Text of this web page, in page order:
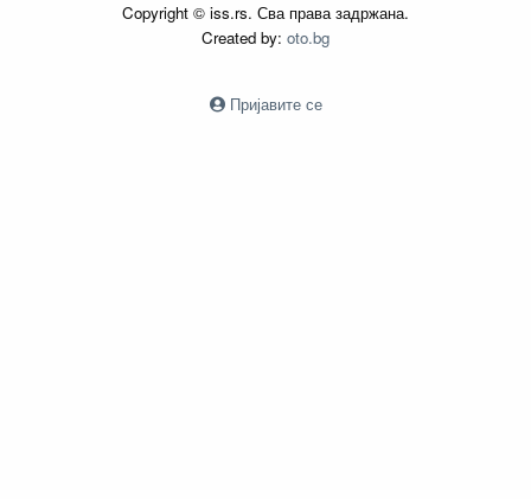
Copyright © iss.rs. Сва права задржана.
Created by: oto.bg
Пријавите се